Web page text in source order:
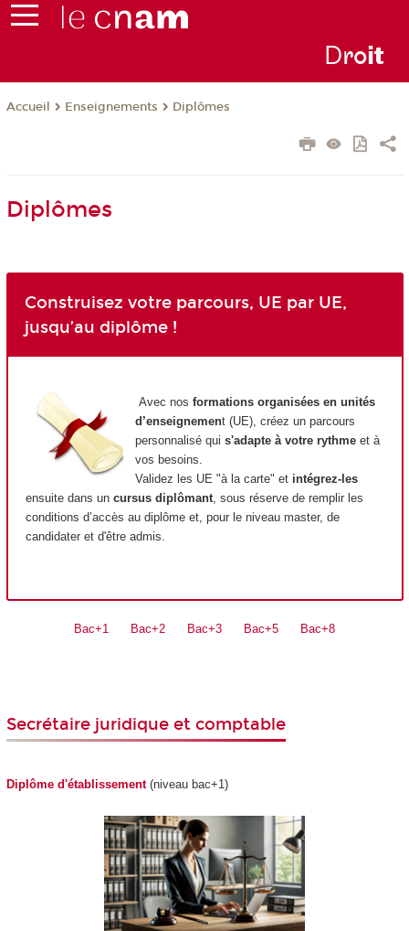
Droit
Accueil Enseignements Diplômes
Diplômes
Construisez votre parcours, UE par UE,
jusqu’au diplôme !
Avec nos formations organisées en unités
d’enseignement (UE), créez un parcours
personnalisé qui s'adapte à votre rythme et à
vos besoins.
Validez les UE "à la carte" et intégrez-les
ensuite dans un cursus diplômant , sous réserve de remplir les
conditions d’accès au diplôme et, pour le niveau master, de
candidater et d'être admis.
Bac+1 Bac+2 Bac+3 Bac+5 Bac+8
Secrétaire juridique et comptable
Diplôme d'établissement(niveau bac+1)